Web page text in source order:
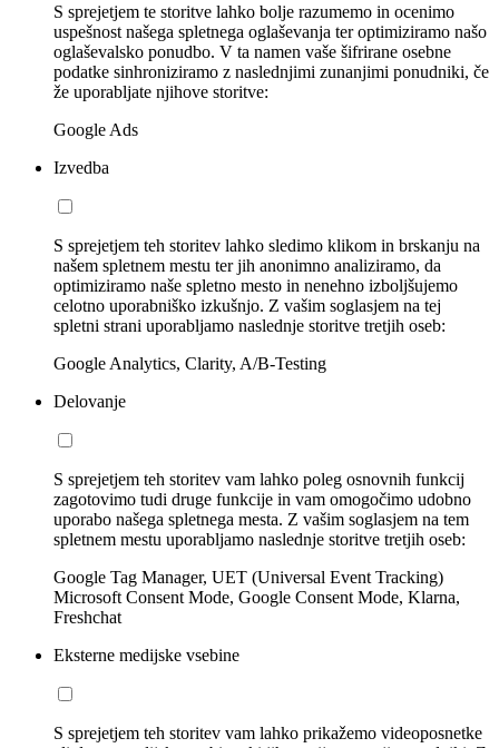
S sprejetjem te storitve lahko bolje razumemo in ocenimo
uspešnost našega spletnega oglaševanja ter optimiziramo našo
oglaševalsko ponudbo. V ta namen vaše šifrirane osebne
podatke sinhroniziramo z naslednjimi zunanjimi ponudniki, če
že uporabljate njihove storitve:
Google Ads
Izvedba
S sprejetjem teh storitev lahko sledimo klikom in brskanju na
našem spletnem mestu ter jih anonimno analiziramo, da
optimiziramo naše spletno mesto in nenehno izboljšujemo
celotno uporabniško izkušnjo. Z vašim soglasjem na tej
spletni strani uporabljamo naslednje storitve tretjih oseb:
Google Analytics, Clarity, A/B-Testing
Delovanje
S sprejetjem teh storitev vam lahko poleg osnovnih funkcij
zagotovimo tudi druge funkcije in vam omogočimo udobno
uporabo našega spletnega mesta. Z vašim soglasjem na tem
spletnem mestu uporabljamo naslednje storitve tretjih oseb:
Google Tag Manager, UET (Universal Event Tracking)
Microsoft Consent Mode, Google Consent Mode, Klarna,
Freshchat
Eksterne medijske vsebine
S sprejetjem teh storitev vam lahko prikažemo videoposnetke